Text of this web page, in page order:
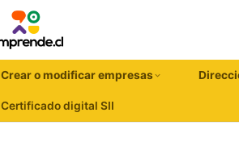
Crear o modificar empresas
Certificado digital SII